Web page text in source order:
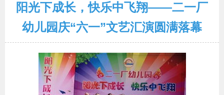
阳光下成长，快乐中飞翔——二一厂
幼儿园庆“六一”文艺汇演圆满落幕